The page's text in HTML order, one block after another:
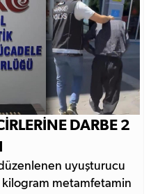
DARBE 2
uyuşturucu
kilogram metamfetamin